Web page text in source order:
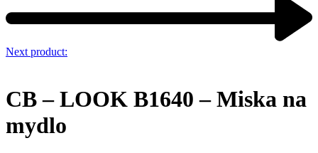
Next product:
CB – LOOK B1640 – Miska na
mydlo